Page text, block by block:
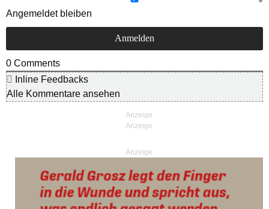
Angemeldet bleiben
0 Comments
Inline Feedbacks
Alle Kommentare ansehen
Anzeige